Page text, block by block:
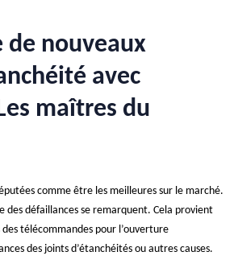
de nouveaux
avec
maîtres du
comme être les meilleures sur le marché.
des défaillances se remarquent. Cela provient
télécommandes pour l’ouverture
des joints d’étanchéités ou autres causes.